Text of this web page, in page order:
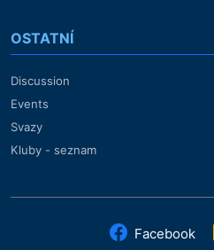
OSTATNÍ
Discussion
Events
Svazy
Kluby - seznam
Facebook